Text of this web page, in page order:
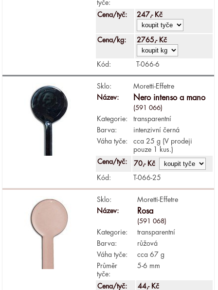
tyče:
Cena/tyč: 247,- Kč
Cena/kg: 2765,- Kč
Kód: T-066-6
Sklo:
Moretti-Effetre
Název:
Nero intenso a mano
(591 066)
Kategorie:
transparentní
Barva:
intenzivní černá
Váha tyče:
cca 25 g (V prodeji
pouze 1 kus.)
Cena/tyč:
70,- Kč
Kód: T-066-25
Sklo:
Moretti-Effetre
Název:
Rosa
(591 068)
Kategorie:
transparentní
Barva:
růžová
Váha tyče:
cca 67 g
Průměr
tyče:
5-6 mm
Cena/tyč: 44,- Kč